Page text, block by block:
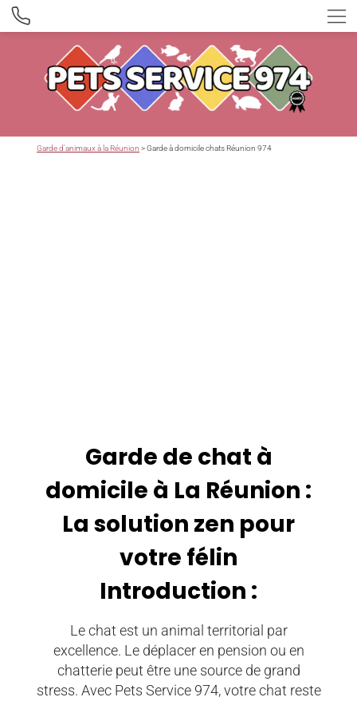
Garde d'animaux à la Réunion > Garde à domicile chats Réunion 974
Garde de chat à
domicile à La Réunion :
La solution zen pour
votre félin
Introduction :
Le chat est un animal territorial par
excellence. Le déplacer en pension ou en
chatterie peut être une source de grand
stress. Avec Pets Service 974, votre chat reste